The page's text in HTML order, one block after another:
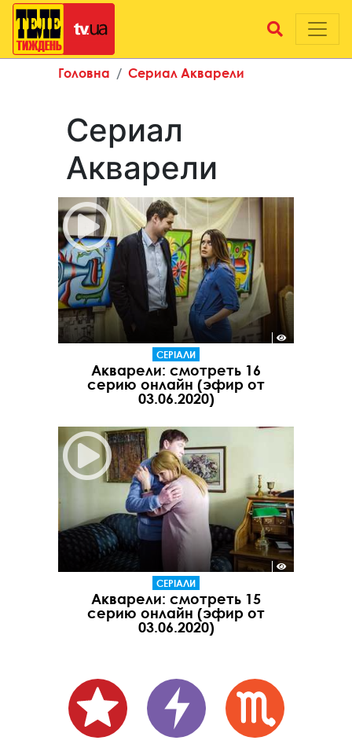
Головна Сериал Акварели
Сериал
Акварели
СЕРІАЛИ
Акварели: смотреть 16
серию онлайн (эфир от
03.06.2020)
СЕРІАЛИ
Акварели: смотреть 15
серию онлайн (эфир от
03.06.2020)